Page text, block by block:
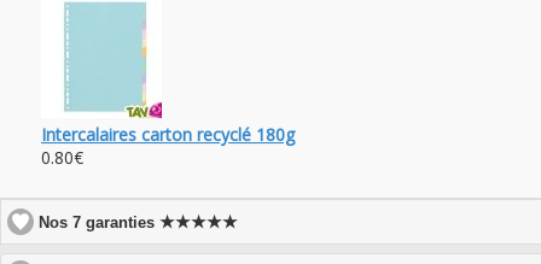
Intercalaires carton recyclé 180g
0.80€
Nos 7 garanties★★★★★